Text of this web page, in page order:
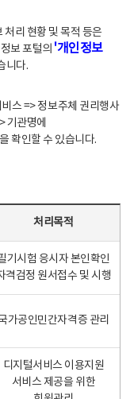
처리 현황 및 목적 등은
보 포털의 '개인정보
니다.
스 => 정보주체 권리행사
기관명에
확인할 수 있습니다.
처리목적
기시험 응시자 본인확인
격검정 원서접수 및 시행
가공인민간자격증 관리
디지털서비스 이용지원
서비스 제공을 위한